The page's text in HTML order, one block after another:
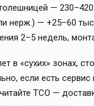
—
нерж.) — +25–60
2–5 недель,
в «сухих» зонах,
если есть
TCO —